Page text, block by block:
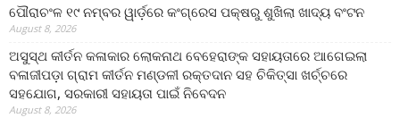
ପୌରାଚଂଳ ୧୯ ନମ୍ବର ୱାର୍ଡ଼ରେ କଂଗ୍ରେସ ପକ୍ଷରୁ ଶୁଖିଲା ଖାଦ୍ୟ ବଂଟନ
August 8, 2026
ଅସୁସ୍ଥ କୀର୍ତନ କଳାକାର ଲୋକନାଥ ବେହେରାଙ୍କ ସହାୟତାରେ ଆଗେଇଲା
ବଳାଜୀପଡ଼ା ଗ୍ରାମ କୀର୍ତନ ମଣ୍ଡଳୀ ରକ୍ତଦାନ ସହ ଚିକିତ୍ସା ଖର୍ଚ୍ଚରେ
ସହଯୋଗ, ସରକାରୀ ସହାୟତା ପାଇଁ ନିବେଦନ
August 8, 2026